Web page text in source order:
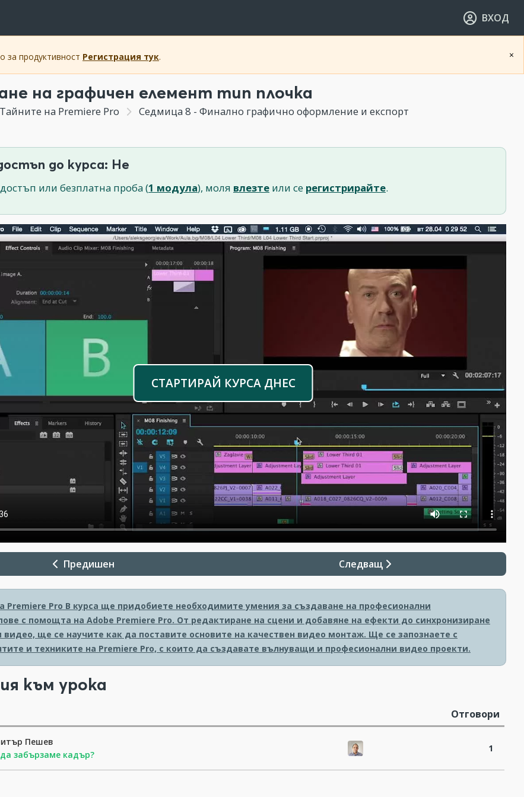
ВХОД
×
за продуктивност Регистрация тук.
на графичен елемент тип плочка
Тайните на Premiere Pro Седмица 8 - Финално графично оформление и експорт
до курса: Не
или безплатна проба (1 модула), моля влезте или се регистрирайте.
СТАРТИРАЙ КУРСА ДНЕС
Предишен Следващ
Premiere Pro В курса ще придобиете необходимите умения за създаване на професионални
с помощта на Adobe Premiere Pro. От редактиране на сцени и добавяне на ефекти до синхронизиране
видео, ще се научите как да поставите основите на качествен видео монтаж. Ще се запознаете с
и техниките на Premiere Pro, с които да създавате вълнуващи и професионални видео проекти.
към урока
Отговори
Пешев
забързаме кадър?
1